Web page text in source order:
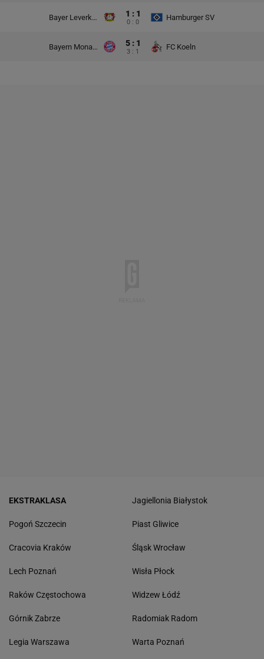
Bayer Leverkusen 1 : 1
0 : 0
Hamburger SV
Bayern Monachium 5 : 1
3 : 1
FC Koeln
EKSTRAKLASA
Pogoń Szczecin
Cracovia Kraków
Lech Poznań
Raków Częstochowa
Górnik Zabrze
Legia Warszawa
Jagiellonia Białystok
Piast Gliwice
Śląsk Wrocław
Wisła Płock
Widzew Łódź
Radomiak Radom
Warta Poznań